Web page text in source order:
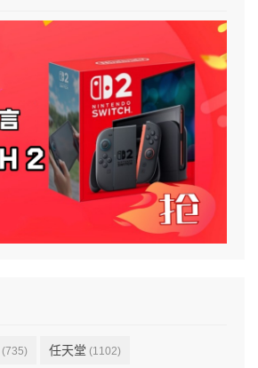
(735) 任天堂 (1102)